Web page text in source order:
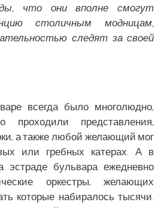
что они вполне смогут
столичным модницам,
следят за своей
всегда было многолюдно,
проходили представления,
а также любой желающий мог
или гребных катерах. А в
эстраде бульвара ежедневно
оркестры, желающих
которые набиралось тысячи.